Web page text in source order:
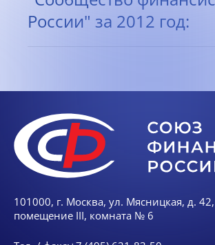
России" за 2012 год:
101000, г. Москва, ул. Мясницкая, д.
помещение III, комната № 6